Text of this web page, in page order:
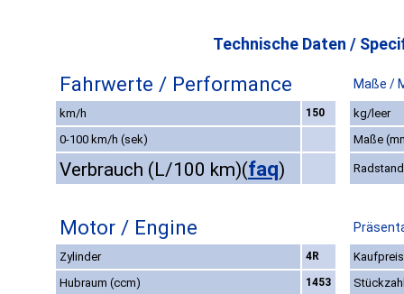
Technische Daten /
Fahrwerte / Performance Maße /
km/h 150
kg/leer
0-100 km/h (sek)
Maße
Verbrauch (L/100 km)(faq)
Motor / Engine
Zylinder 4R
Hubraum (ccm)
1453